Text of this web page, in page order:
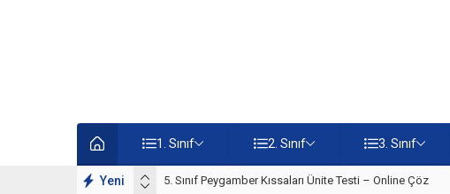
1. Sınıf 2. Sınıf 3. Sınıf
Yeni 5. Sınıf Peygamber Kıssaları Ünite Testi – Online Çöz